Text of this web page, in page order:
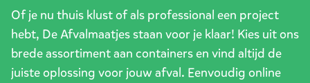
Of je nu thuis klust of als professional een project
hebt, De Afvalmaatjes staan voor je klaar! Kies uit ons
brede assortiment aan containers en vind altijd de
juiste oplossing voor jouw afval. Eenvoudig online